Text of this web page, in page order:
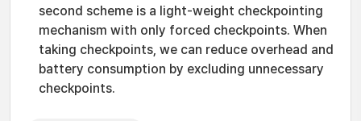
second scheme is a light-weight checkpointing
mechanism with only forced checkpoints. When
taking checkpoints, we can reduce overhead and
battery consumption by excluding unnecessary
checkpoints.